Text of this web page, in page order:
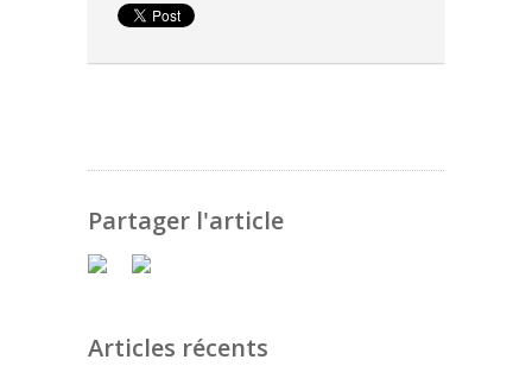
Partager l'article
Articles récents